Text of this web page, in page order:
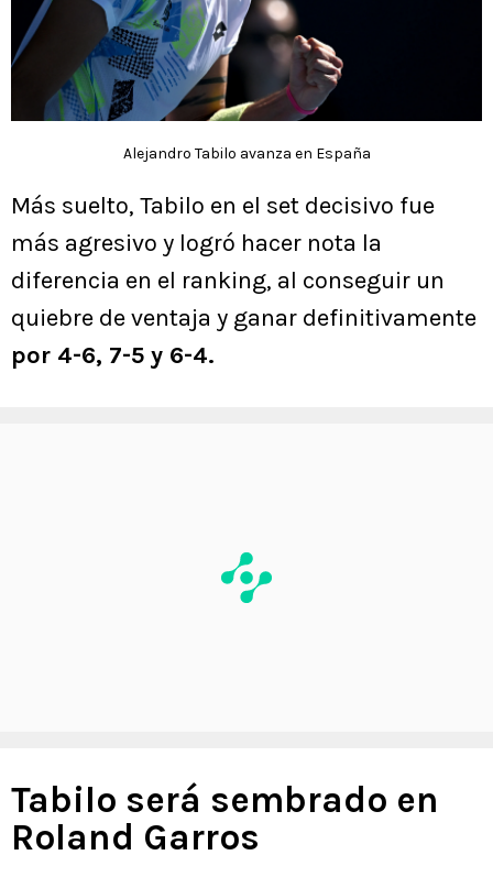
Alejandro Tabilo avanza en España
Más suelto, Tabilo en el set decisivo fue
más agresivo y logró hacer nota la
diferencia en el ranking, al conseguir un
quiebre de ventaja y ganar definitivamente
por 4-6, 7-5 y 6-4.
Tabilo será sembrado en
Roland Garros